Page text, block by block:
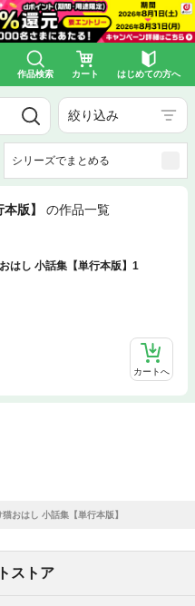
作品検索 カート はじめての方へ
絞り込み
シリーズでまとめる
版】 の作品一覧
はし 小話集【単行本版】1
カートへ
おはし 小話集【単行本版】
ストア